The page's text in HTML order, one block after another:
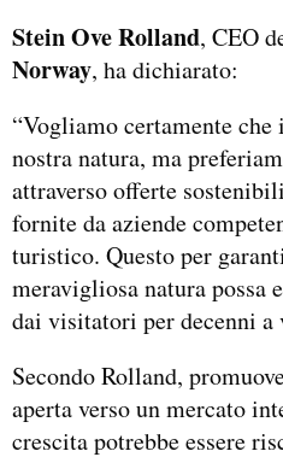
Stein Ove Rolland, CEO
Norway, ha dichiarato:
“Vogliamo certamente
nostra natura, ma
attraverso offerte
fornite da aziende
turistico. Questo per
meravigliosa natura possa
dai visitatori per decenni a
Secondo Rolland,
aperta verso un mercato
crescita potrebbe essere